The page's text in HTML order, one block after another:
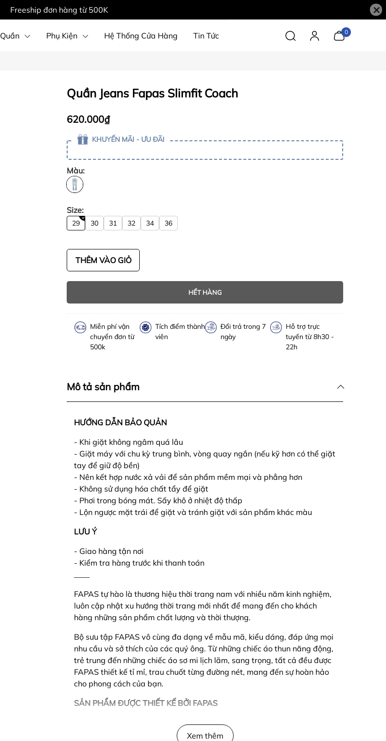
Freeship đơn hàng từ 500K ×
Quần Phụ Kiện Hệ Thống Cửa Hàng Tin Tức 0
Quần Jeans Fapas Slimfit Coach
620.000₫
KHUYẾN MÃI - ƯU ĐÃI
Màu:
Size:
29 30 31 32 34 36
THÊM VÀO GIỎ
HẾT HÀNG
Miễn phí vận
chuyển đơn từ
500k
Tích điểm thành
viên
Đổi trả trong 7
ngày
Hỗ trợ trực
tuyến từ 8h30 -
22h
Mô tả sản phẩm
HƯỚNG DẪN BẢO QUẢN
- Khi giặt không ngâm quá lâu
- Giặt máy với chu kỳ trung bình, vòng quay ngắn (nếu kỹ hơn có thể giặt
tay để giữ độ bền)
- Nên kết hợp nước xả vải để sản phẩm mềm mại và phẳng hơn
- Không sử dụng hóa chất tẩy để giặt
- Phơi trong bóng mát. Sấy khô ở nhiệt độ thấp
- Lộn ngược mặt trái để giặt và tránh giặt với sản phẩm khác màu
LƯU Ý
- Giao hàng tận nơi
- Kiểm tra hàng trước khi thanh toán
FAPAS tự hào là thương hiệu thời trang nam với nhiều năm kinh nghiệm,
luôn cập nhật xu hướng thời trang mới nhất để mang đến cho khách
hàng những sản phẩm chất lượng và thời thượng.
Bộ sưu tập FAPAS vô cùng đa dạng về mẫu mã, kiểu dáng, đáp ứng mọi
nhu cầu và sở thích của các quý ông. Từ những chiếc áo thun năng động,
trẻ trung đến những chiếc áo sơ mi lịch lãm, sang trọng, tất cả đều được
FAPAS thiết kế tỉ mỉ, trau chuốt từng đường nét, mang đến sự hoàn hảo
cho phong cách của bạn.
SẢN PHẨM ĐƯỢC THIẾT KẾ BỞI FAPAS
Xem thêm